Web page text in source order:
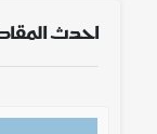
احدث